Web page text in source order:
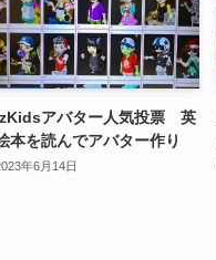
アバター人気投票 英
本を読んでアバター作り
年6月14日